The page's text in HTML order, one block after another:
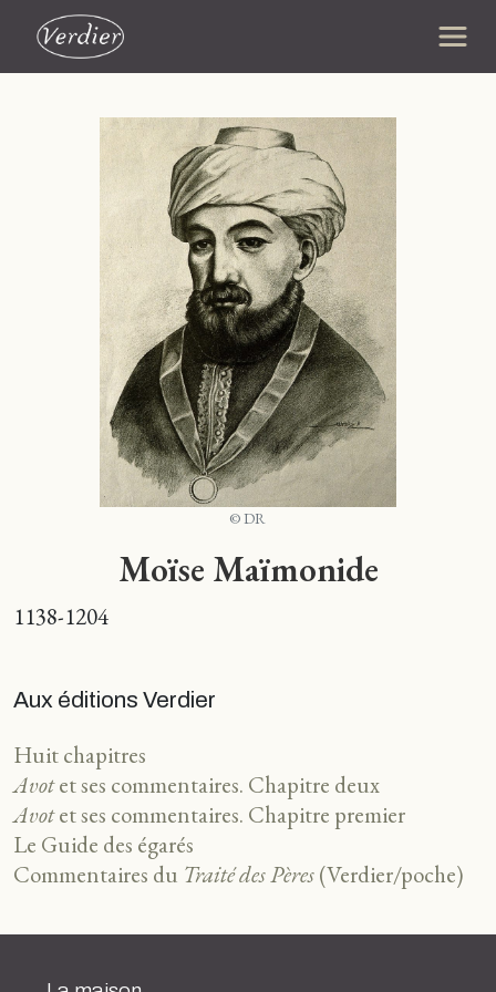
© DR
Moïse Maïmonide
1138-1204
Aux éditions Verdier
Huit chapitres
Avotet ses commentaires. Chapitre deux
Avotet ses commentaires. Chapitre premier
Le Guide des égarés
Commentaires du Traité des Pères(Verdier/poche)